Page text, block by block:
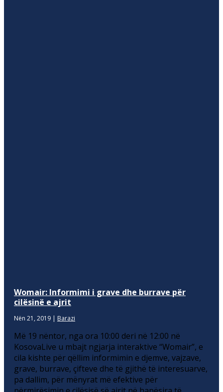
Womair: Informimi i grave dhe burrave për
cilësinë e ajrit
Nën 21, 2019 | Barazi
Më 19 nëntor, nga ora 10:00 deri në 12:00 në
KosovaLive u mbajt ngjarja interaktive “Womair”, e
cila kishte për qëllim informimin e djemve, vajzave,
grave, burrave, çifteve dhe të gjithë të interesuarve,
pa dallim, për mënyrat më efektive për